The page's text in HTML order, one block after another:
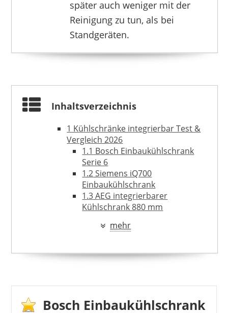
229,99 €209,99 €*
später auch weniger mit der
Reinigung zu tun, als bei
Standgeräten.
Inhaltsverzeichnis
1 Kühlschränke integrierbar Test &
Vergleich 2026
1.1 Bosch Einbaukühlschrank
Serie 6
1.2Siemens iQ700
Einbaukühlschrank
1.3AEG integrierbarer
Kühlschrank 880 mm
Einbaukühlschrank
Kühlschrank korrekt einbauen
Kühlschrank?
Vergleich zum freistehenden
mehr
Bosch Einbaukühlschrank